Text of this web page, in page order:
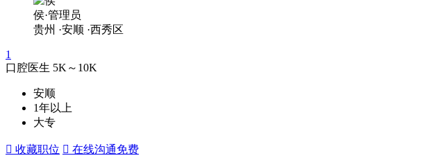
侯·管理员
贵州 ·安顺 ·西秀区
1
口腔医生 5K～10K
安顺
1年以上
大专
 收藏职位  在线沟通免费